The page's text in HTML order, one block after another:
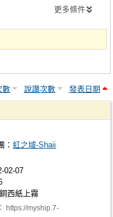
更多條件
數 說讚次數 發表日期
：虹之域-Shaii
02-07
西紙上霧
https://myship.7-